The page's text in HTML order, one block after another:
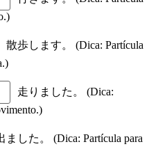
散歩します。 (Dica: Partícula
走りました。 (Dica:
ました。 (Dica: Partícula para